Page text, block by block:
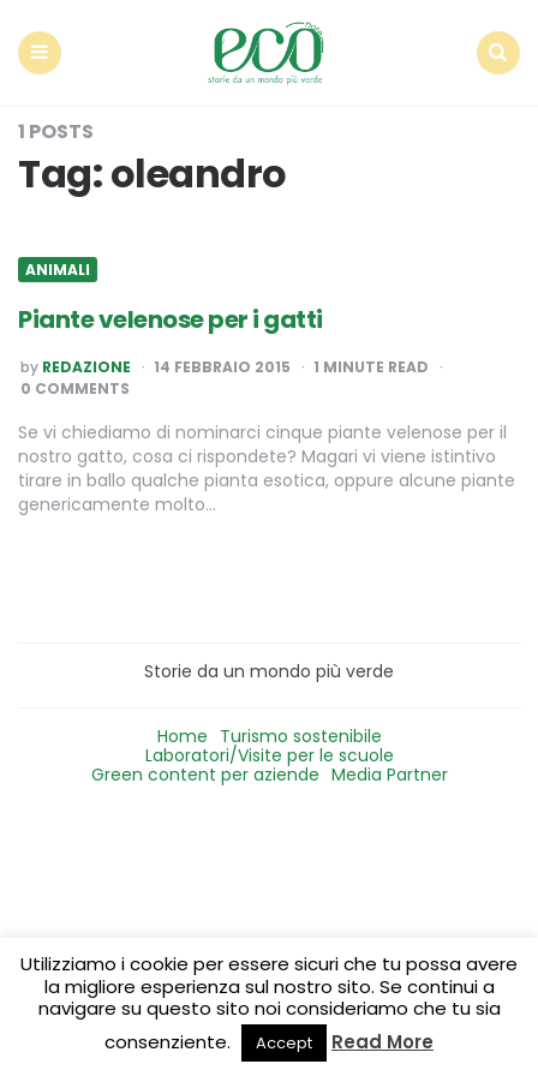
1 POSTS
Tag:oleandro
ANIMALI
Piante velenose per i gatti
POSTED
BY
by REDAZIONE 14 FEBBRAIO 2015 1 MINUTE READ
0 COMMENTS
Se vi chiediamo di nominarci cinque piante velenose per il
nostro gatto, cosa ci rispondete? Magari vi viene istintivo
tirare in ballo qualche pianta esotica, oppure alcune piante
genericamente molto…
Storie da un mondo più verde
Home Turismo sostenibile
Laboratori/Visite per le scuole
Green content per aziende Media Partner
Utilizziamo i cookie per essere sicuri che tu possa avere
la migliore esperienza sul nostro sito. Se continui a
navigare su questo sito noi consideriamo che tu sia
consenziente.
Accept Read More